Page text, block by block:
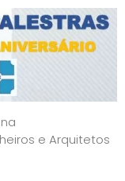
e Arquitetos